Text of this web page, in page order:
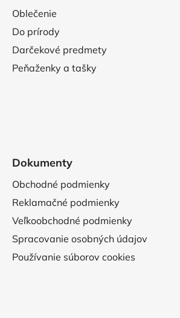
Oblečenie
Do prírody
Darčekové predmety
Peňaženky a tašky
Dokumenty
Obchodné podmienky
Reklamačné podmienky
Veľkoobchodné podmienky
Spracovanie osobných údajov
Používanie súborov cookies